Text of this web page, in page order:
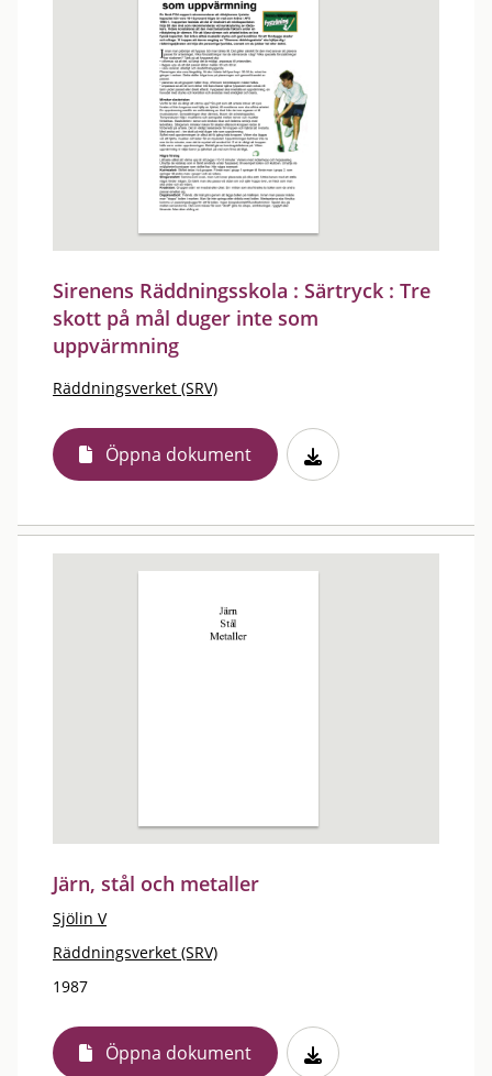
Sirenens Räddningsskola : Särtryck : Tre
skott på mål duger inte som
uppvärmning
Räddningsverket (SRV)
Öppna dokument
Järn, stål och metaller
Sjölin V
Räddningsverket (SRV)
1987
Öppna dokument